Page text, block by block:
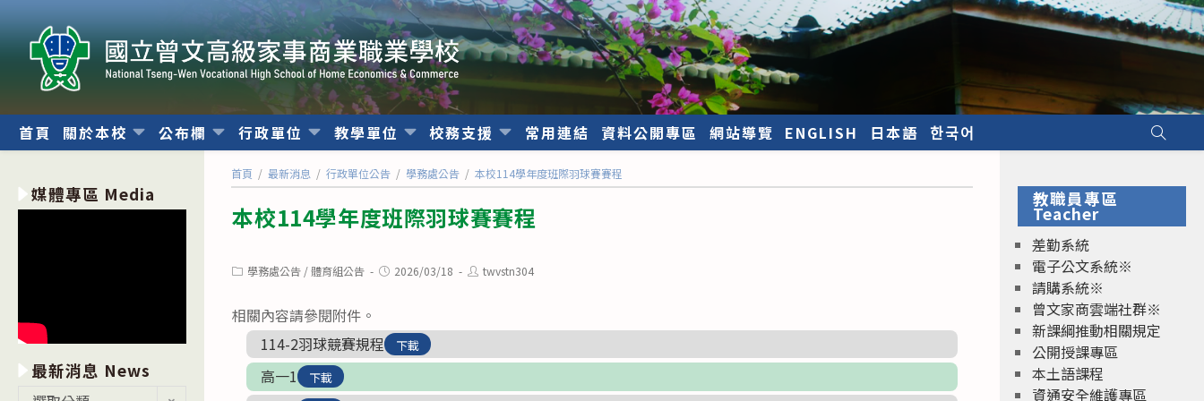
轉
內
首頁 關於本校 公布欄 行政單位 教學單位 校務支援 常用連結 資料公開專區 網站導覽 ENGLISH 日本語 한국어
首頁 / 最新消息 / 行政單位公告 / 學務處公告 / 本校114學年度班際羽球賽賽程
本校114學年度班際羽球賽賽程
Post學務處公告 / 體育組公告
Post2026/03/18
Posttwvstn304
相關內容請參閱附件。
114-2羽球競賽規程
下載
高一1 下載
媒體專區 Media
最新消息 News
教職員專區
Teacher
差勤系統
電子公文系統※
請購系統※
曾文家商雲端社群※
新課綱推動相關規定
公開授課專區
本土語課程
資通安全維護專區